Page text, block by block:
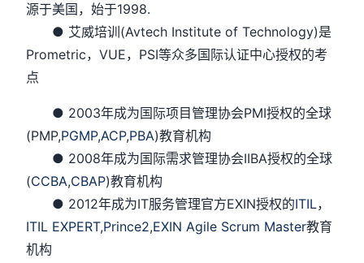
源于美国，始于1998.
● 艾威培训(Avtech Institute of Technology)是
Prometric，VUE，PSI等众多国际认证中心授权的考
点
● 2003年成为国际项目管理协会PMI授权的全球
(PMP,PGMP,ACP,PBA)教育机构
● 2008年成为国际需求管理协会IIBA授权的全球
(CCBA,CBAP)教育机构
● 2012年成为IT服务管理官方EXIN授权的ITIL，
ITIL EXPERT,Prince2,EXIN Agile Scrum Master教育
机构